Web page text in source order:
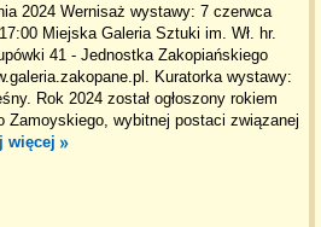
2024 Wernisaż wystawy: 7 czerwca
Miejska Galeria Sztuki im. Wł. hr.
41 - Jednostka Zakopiańskiego
Kuratorka wystawy:
Rok 2024 został ogłoszony rokiem
Zamoyskiego, wybitnej postaci związanej
więcej